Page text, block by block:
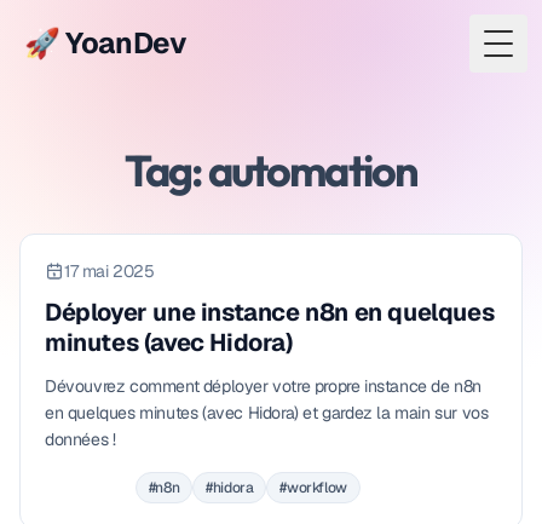
🚀 YoanDev
Tag: automation
17 mai 2025
Déployer une instance n8n en quelques
minutes (avec Hidora)
Dévouvrez comment déployer votre propre instance de n8n
en quelques minutes (avec Hidora) et gardez la main sur vos
données !
#n8n #hidora #workflow